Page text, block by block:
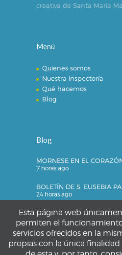
creativa de Santa María
Menú
Quienes somos
Nuestra inspectoría
Qué hacemos
Blog
Blog
MORNESE EN EL
7 horas ago
BOLETÍN DE S. EUSEBIA
24 horas ago
Privacidad
Esta página web
permiten el
servicios ofrecidos en la
propias con la única